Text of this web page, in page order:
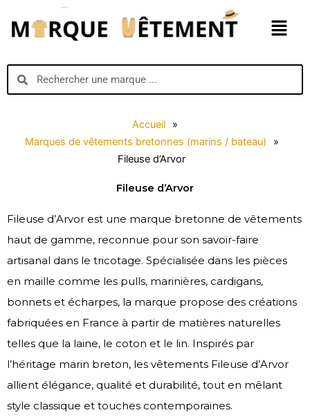
contenu
Menu
SearchSearch
Accueil
»
Marques de vêtements bretonnes (marins / bateau)
»
Fileuse d’Arvor
Fileuse d’Arvor
Fileuse d’Arvor est une marque bretonne de vêtements
haut de gamme, reconnue pour son savoir-faire
artisanal dans le tricotage. Spécialisée dans les pièces
en maille comme les pulls, marinières, cardigans,
bonnets et écharpes, la marque propose des créations
fabriquées en France à partir de matières naturelles
telles que la laine, le coton et le lin. Inspirés par
l’héritage marin breton, les vêtements Fileuse d’Arvor
allient élégance, qualité et durabilité, tout en mêlant
style classique et touches contemporaines.